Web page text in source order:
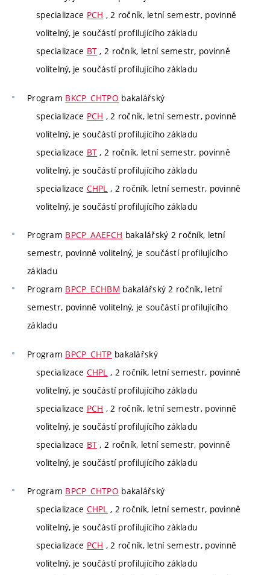
specializace PCH , 2 ročník, letní semestr, povinně
volitelný, je součástí profilujícího základu
specializace BT , 2 ročník, letní semestr, povinně
volitelný, je součástí profilujícího základu
Program BKCP_CHTPO bakalářský
specializace PCH , 2 ročník, letní semestr, povinně
volitelný, je součástí profilujícího základu
specializace BT , 2 ročník, letní semestr, povinně
volitelný, je součástí profilujícího základu
specializace CHPL , 2 ročník, letní semestr, povinně
volitelný, je součástí profilujícího základu
Program BPCP_AAEFCH bakalářský 2 ročník, letní
semestr, povinně volitelný, je součástí profilujícího
základu
Program BPCP_ECHBM bakalářský 2 ročník, letní
semestr, povinně volitelný, je součástí profilujícího
základu
Program BPCP_CHTP bakalářský
specializace CHPL , 2 ročník, letní semestr, povinně
volitelný, je součástí profilujícího základu
specializace PCH , 2 ročník, letní semestr, povinně
volitelný, je součástí profilujícího základu
specializace BT , 2 ročník, letní semestr, povinně
volitelný, je součástí profilujícího základu
Program BPCP_CHTPO bakalářský
specializace CHPL , 2 ročník, letní semestr, povinně
volitelný, je součástí profilujícího základu
specializace PCH , 2 ročník, letní semestr, povinně
volitelný, je součástí profilujícího základu